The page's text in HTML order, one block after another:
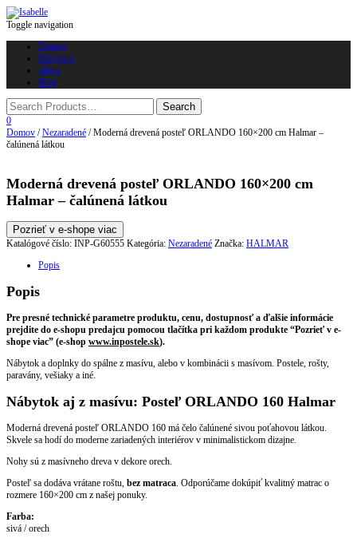
Toggle navigation
Domov
Kategórie
Akcie
Blog
0
Domov /Nezaradené / Moderná drevená posteľ ORLANDO 160×200 cm Halmar –
čalúnená látkou
Moderná drevená posteľ ORLANDO 160×200 cm
Halmar – čalúnená látkou
Pozrieť v e-shope viac
Katalógové číslo: INP-G60555 Kategória: Nezaradené Značka: HALMAR
Popis
Popis
Pre presné technické parametre produktu, cenu, dostupnosť a ďalšie informácie
prejdite do e-shopu predajcu pomocou tlačítka pri každom produkte “Pozrieť v e-
shope viac” (e-shop www.inpostele.sk).
Nábytok a doplnky do spálne z masívu, alebo v kombinácii s masívom. Postele, rošty,
paravány, vešiaky a iné.
Nábytok aj z masívu: Posteľ ORLANDO 160 Halmar
Moderná drevená posteľ ORLANDO 160 má čelo čalúnené sivou poťahovou látkou.
Skvele sa hodí do moderne zariadených interiérov v minimalistickom dizajne.
Nohy sú z masívneho dreva v dekore orech.
Posteľ sa dodáva vrátane roštu, bez matraca . Odporúčame dokúpiť kvalitný matrac o
rozmere 160×200 cm z našej ponuky.
Farba:
sivá / orech